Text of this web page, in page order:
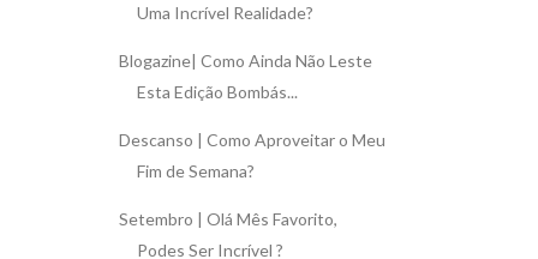
Uma Incrível Realidade?
Blogazine| Como Ainda Não Leste
Esta Edição Bombás...
Descanso | Como Aproveitar o Meu
Fim de Semana?
Setembro | Olá Mês Favorito,
Podes Ser Incrível ?